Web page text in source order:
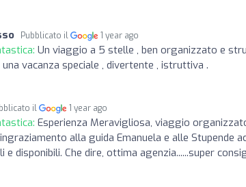
Pubblicato il 1 year ago
Un viaggio a 5 stelle , ben organizzato e
vacanza speciale , divertente , istruttiva .
il 1 year ago
Esperienza Meravigliosa, viaggio
alla guida Emanuela e alle Stupende
e disponibili. Che dire, ottima agenzia......super